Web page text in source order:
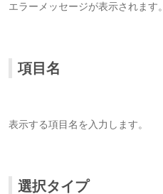
エラーメッセージが表示されます。
項目名
表示する項目名を入力します。
選択タイプ